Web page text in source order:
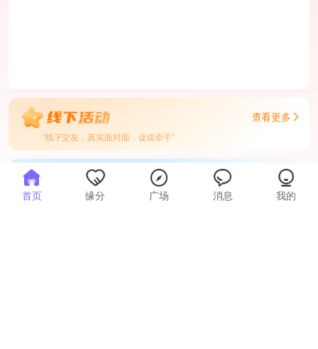
查看更多
“线下交友，真实面对面，促成牵手”
查看更多
“恋爱知识分享，祝您早日脱单”
首页 缘分 广场 消息 我的